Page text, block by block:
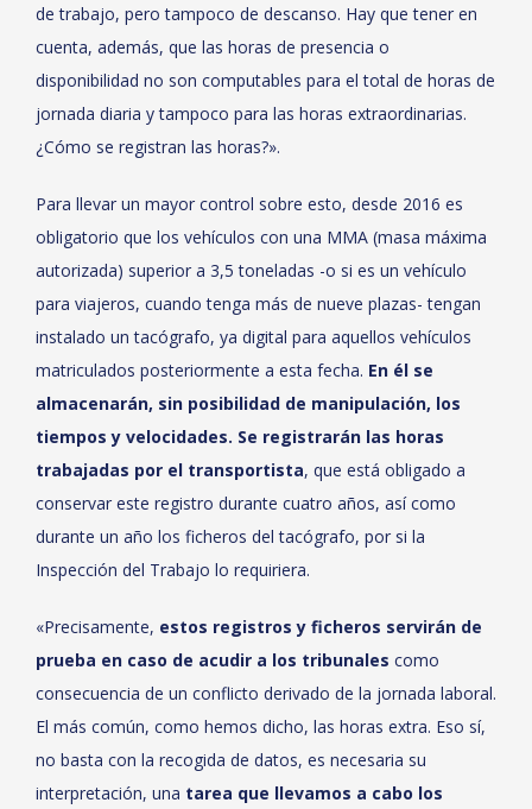
de trabajo, pero tampoco de descanso. Hay que tener en
cuenta, además, que las horas de presencia o
disponibilidad no son computables para el total de horas de
jornada diaria y tampoco para las horas extraordinarias.
¿Cómo se registran las horas?».
Para llevar un mayor control sobre esto, desde 2016 es
obligatorio que los vehículos con una MMA (masa máxima
autorizada) superior a 3,5 toneladas -o si es un vehículo
para viajeros, cuando tenga más de nueve plazas- tengan
instalado un tacógrafo, ya digital para aquellos vehículos
matriculados posteriormente a esta fecha. En él se
almacenarán, sin posibilidad de manipulación, los
tiempos y velocidades. Se registrarán las horas
trabajadas por el transportista, que está obligado a
conservar este registro durante cuatro años, así como
durante un año los ficheros del tacógrafo, por si la
Inspección del Trabajo lo requiriera.
«Precisamente, estos registros y ficheros servirán de
prueba en caso de acudir a los tribunales como
consecuencia de un conflicto derivado de la jornada laboral.
El más común, como hemos dicho, las horas extra. Eso sí,
no basta con la recogida de datos, es necesaria su
interpretación, una tarea que llevamos a cabo los